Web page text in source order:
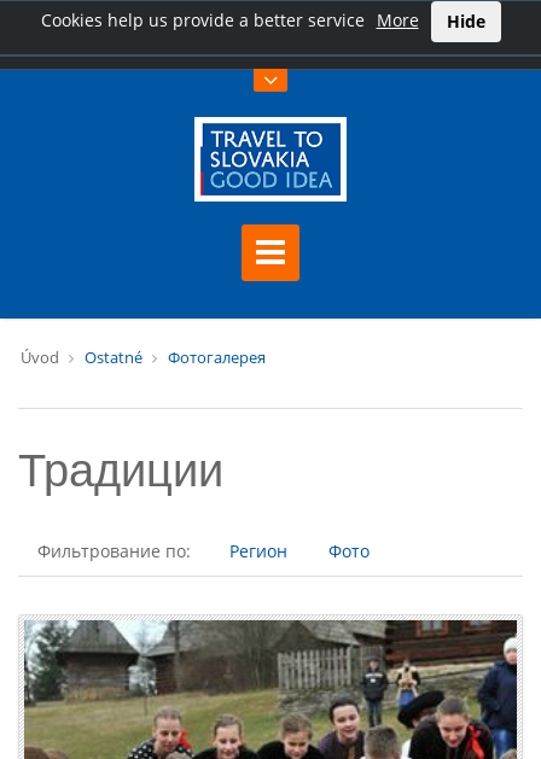
Cookies help us provide a better service More Hide
Úvod Ostatné Фотогалерея
Традиции
Фильтрование по: Регион Фото